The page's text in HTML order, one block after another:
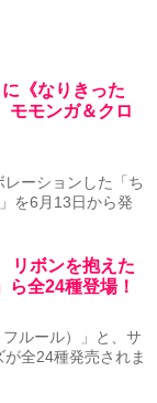
《なりきった
モンガ＆クロ
ーションした「ち
を6月13日から発
リボンを抱えた
ら全24種登場！
ルール）」と、サ
全24種発売されま